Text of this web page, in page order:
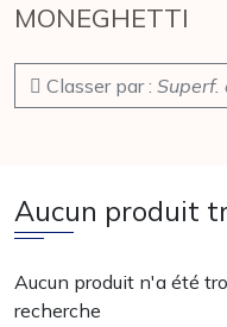
MONEGHETTI
Classer par : Superf.
Aucun produit
Aucun produit n'a été
recherche